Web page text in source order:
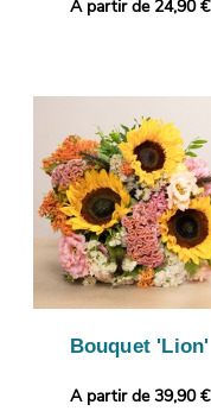
A partir de 24,90 €
Bouquet 'Lion'
A partir de 39,90 €